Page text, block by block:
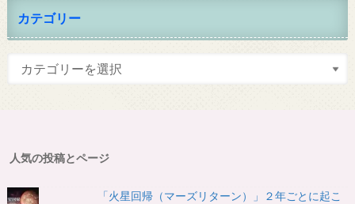
カテゴリー
人気の投稿とページ
「火星回帰（マーズリターン）」２年ごとに起こ